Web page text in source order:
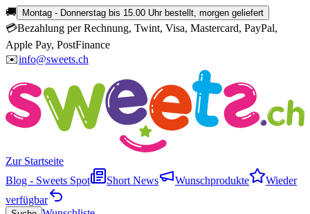
🚚 Montag - Donnerstag bis 15.00 Uhr bestellt, morgen geliefert
💳Bezahlung per Rechnung, Twint, Visa, Mastercard, PayPal,
Apple Pay, PostFinance
✉️info@sweets.ch
Zur Startseite
Blog - Sweets Spot
Short News Wunschprodukte
Wieder
verfügbar